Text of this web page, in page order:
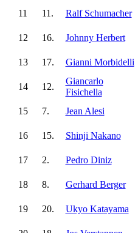
11
11. Ralf Schumacher
12
16. Johnny Herbert
13
17. Gianni Morbidelli
14
12.
Giancarlo
Fisichella
15
7. Jean Alesi
16
15. Shinji Nakano
17
2. Pedro Diniz
18
8. Gerhard Berger
19
20. Ukyo Katayama